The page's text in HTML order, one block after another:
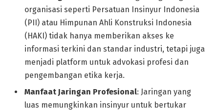
organisasi seperti Persatuan Insinyur Indonesia
(PII) atau Himpunan Ahli Konstruksi Indonesia
(HAKI) tidak hanya memberikan akses ke
informasi terkini dan standar industri, tetapi juga
menjadi platform untuk advokasi profesi dan
pengembangan etika kerja.
Manfaat Jaringan Profesional: Jaringan yang
luas memungkinkan insinyur untuk bertukar